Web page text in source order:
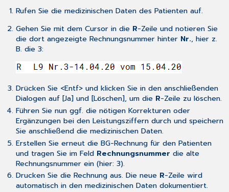
Rufen Sie die medizinischen Datendes Patienten auf.
Gehen Sie mit dem Cursor in die R-Zeile und notieren Sie
die dort angezeigte Rechnungsnummer hinter Nr., hier z.
B. die 3:
Drücken Sie <Entf> und klicken Sie in den anschließenden
Dialogen auf [Ja] und [Löschen], um die R-Zeile zu löschen.
Führen Sie nun ggf. die nötigen Korrekturen oder
Ergänzungen bei den Leistungsziffern durch und speichern
Sie anschließend die medizinischen Daten.
ErstellenSie erneut die BG-Rechnung für den Patienten
und tragen Sie im Feld Rechnungsnummer die alte
Rechnungsnummer ein (hier: 3).
Drucken Sie die Rechnung aus. Die neue R-Zeile wird
automatisch in den medizinischen Daten dokumentiert.